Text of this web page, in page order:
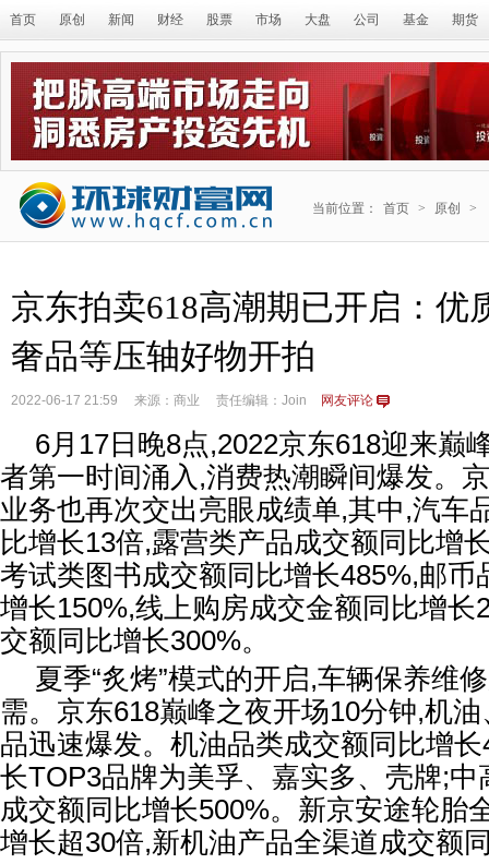
首页 原创 新闻 财经 股票 市场 大盘 公司 基金 期货
当前位置： 首页 > 原创 >
京东拍卖618高潮期已开启：优
奢品等压轴好物开拍
2022-06-17 21:59 来源：商业 责任编辑：Join 网友评论
6月17日晚8点,2022京东618迎来巅
者第一时间涌入,消费热潮瞬间爆发。
业务也再次交出亮眼成绩单,其中,汽车
比增长13倍,露营类产品成交额同比增
考试类图书成交额同比增长485%,邮币
增长150%,线上购房成交金额同比增长
交额同比增长300%。
夏季“炙烤”模式的开启,车辆保养维
需。京东618巅峰之夜开场10分钟,机
品迅速爆发。机油品类成交额同比增
长TOP3品牌为美孚、嘉实多、壳牌;中
成交额同比增长500%。新京安途轮胎
增长超30倍,新机油产品全渠道成交额